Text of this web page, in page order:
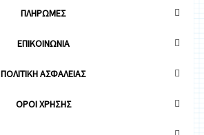
ΠΛΗΡΩΜΕΣ
ΕΠΙΚΟΙΝΩΝΙΑ
ΠΟΛΙΤΙΚΗ ΑΣΦΑΛΕΙΑΣ
OΡΟΙ ΧΡΗΣΗΣ